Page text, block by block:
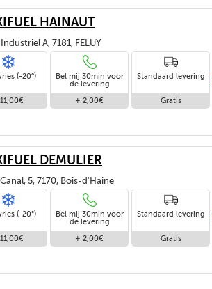
HAINAUT
A, 7181, FELUY
(-20°)
Bel mij 30min voor
de levering
+ 2,00€
Standaard levering
Gratis
DEMULIER
5, 7170, Bois-d'Haine
(-20°)
Bel mij 30min voor
de levering
+ 2,00€
Standaard levering
Gratis